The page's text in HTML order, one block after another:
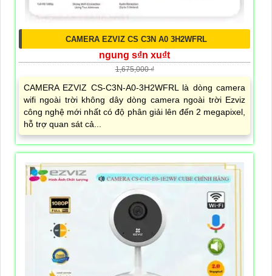
CAMERA EZVIZ CS C3N A0 3H2WFRL
ngung s₫n xu₫t
1,675,000 ₫
CAMERA EZVIZ CS-C3N-A0-3H2WFRL là dòng camera
wifi ngoài trời không dây dòng camera ngoài trời Ezviz
công nghệ mới nhất có độ phân giải lên đến 2 megapixel,
hỗ trợ quan sát cả...